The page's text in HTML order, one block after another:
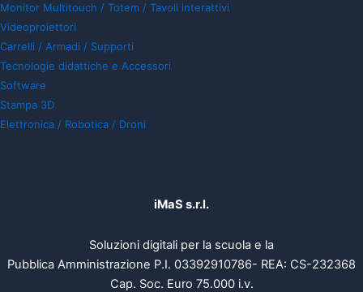
Monitor Multitouch / Totem / Tavoli interattivi
Videoproiettori
Carrelli / Armadi / Supporti
Tecnologie didattiche e Accessori
Software
Stampa 3D
Elettronica / Robotica / Droni
iMaS s.r.l.
Soluzioni digitali per la scuola e la
Pubblica Amministrazione P.I. 03392910786- REA: CS-232368
Cap. Soc. Euro 75.000 i.v.